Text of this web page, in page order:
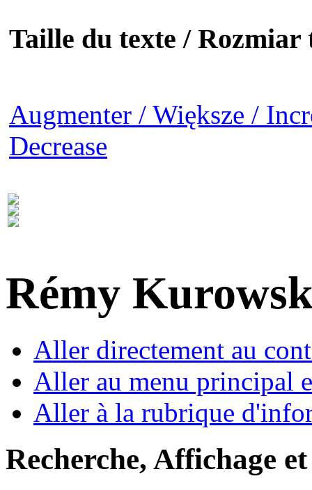
Taille du texte / Rozmiar
Augmenter / Większe /
Decrease
Rémy
Aller directement au
Aller au menu principal
Aller à la rubrique
Recherche, Affichage